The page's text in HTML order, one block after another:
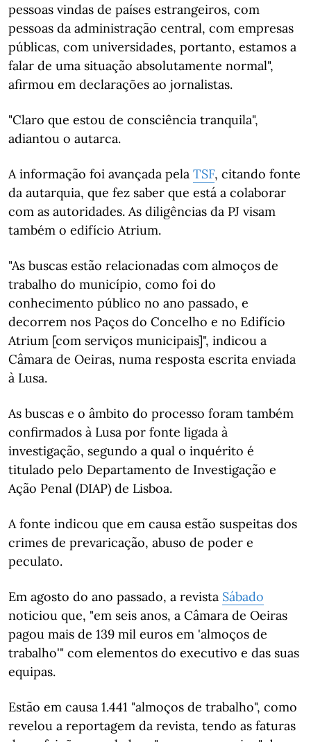
pessoas vindas de países estrangeiros, com
pessoas da administração central, com empresas
públicas, com universidades, portanto, estamos a
falar de uma situação absolutamente normal",
afirmou em declarações ao jornalistas.
"Claro que estou de consciência tranquila",
adiantou o autarca.
A informação foi avançada pela TSF, citando fonte
da autarquia, que fez saber que está a colaborar
com as autoridades. As diligências da PJ visam
também o edifício Atrium.
"As buscas estão relacionadas com almoços de
trabalho do município, como foi do
conhecimento público no ano passado, e
decorrem nos Paços do Concelho e no Edifício
Atrium [com serviços municipais]", indicou a
Câmara de Oeiras, numa resposta escrita enviada
à Lusa.
As buscas e o âmbito do processo foram também
confirmados à Lusa por fonte ligada à
investigação, segundo a qual o inquérito é
titulado pelo Departamento de Investigação e
Ação Penal (DIAP) de Lisboa.
A fonte indicou que em causa estão suspeitas dos
crimes de prevaricação, abuso de poder e
peculato.
Em agosto do ano passado, a revista Sábado
noticiou que, "em seis anos, a Câmara de Oeiras
pagou mais de 139 mil euros em 'almoços de
trabalho'" com elementos do executivo e das suas
equipas.
Estão em causa 1.441 "almoços de trabalho", como
revelou a reportagem da revista, tendo as faturas